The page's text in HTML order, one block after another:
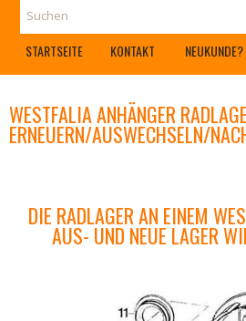
STARTSEITE KONTAKT NEUKUNDE?
WESTFALIA ANHÄNGER
ERNEUERN/AUSWECHSELN/
DIE RADLAGER AN EINEM
AUS- UND NEUE LAGER